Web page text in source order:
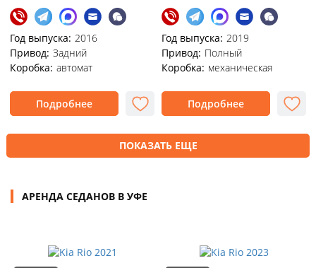
Год выпуска: 2016
Привод: Задний
Коробка: автомат
Подробнее
Год выпуска: 2019
Привод: Полный
Коробка: механическая
Подробнее
ПОКАЗАТЬ ЕЩЕ
АРЕНДА СЕДАНОВ В УФЕ